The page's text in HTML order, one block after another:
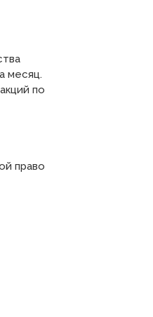
месяц.
по
право